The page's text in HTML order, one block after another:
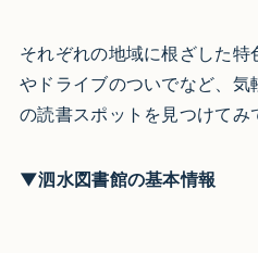
それぞれの地域に根ざした
やドライブのついでなど、気
の読書スポットを見つけてみ
▼泗水図書館の基本情報